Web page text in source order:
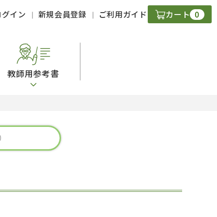
イン 新規会員登録 ご利用ガイド カート 0
教師用参考書
キル